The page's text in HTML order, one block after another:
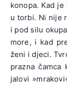
konopa. Kad
u torbi. Ni nije
i pod silu
more, i kad
ženi i djeci.
prazna čamca
jalovi